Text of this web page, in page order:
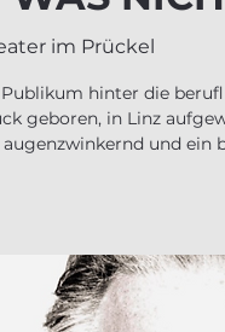
im Prückel
hinter die
geboren, in Linz
und ein